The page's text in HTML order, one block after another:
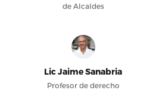
de Alcaldes
Lic Jaime Sanabria
Profesor de derecho